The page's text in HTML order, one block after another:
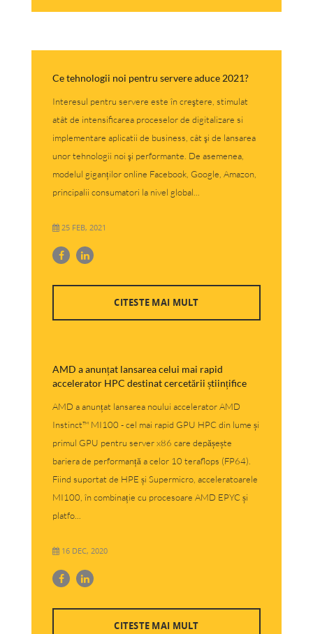
Ce tehnologii noi pentru servere aduce 2021?
Interesul pentru servere este în creştere, stimulat
atât de intensificarea proceselor de digitalizare si
implementare aplicatii de business, cât şi de lansarea
unor tehnologii noi şi performante. De asemenea,
modelul giganților online Facebook, Google, Amazon,
principalii consumatori la nivel global...
25 FEB, 2021
CITESTE MAI MULT
AMD a anunțat lansarea celui mai rapid
accelerator HPC destinat cercetării științifice
AMD a anunțat lansarea noului accelerator AMD
Instinct™ MI100 - cel mai rapid GPU HPC din lume și
primul GPU pentru server x86 care depășește
bariera de performanță a celor 10 teraflops (FP64).
Fiind suportat de HPE și Supermicro, acceleratoarele
MI100, în combinație cu procesoare AMD EPYC și
platfo...
16 DEC, 2020
CITESTE MAI MULT